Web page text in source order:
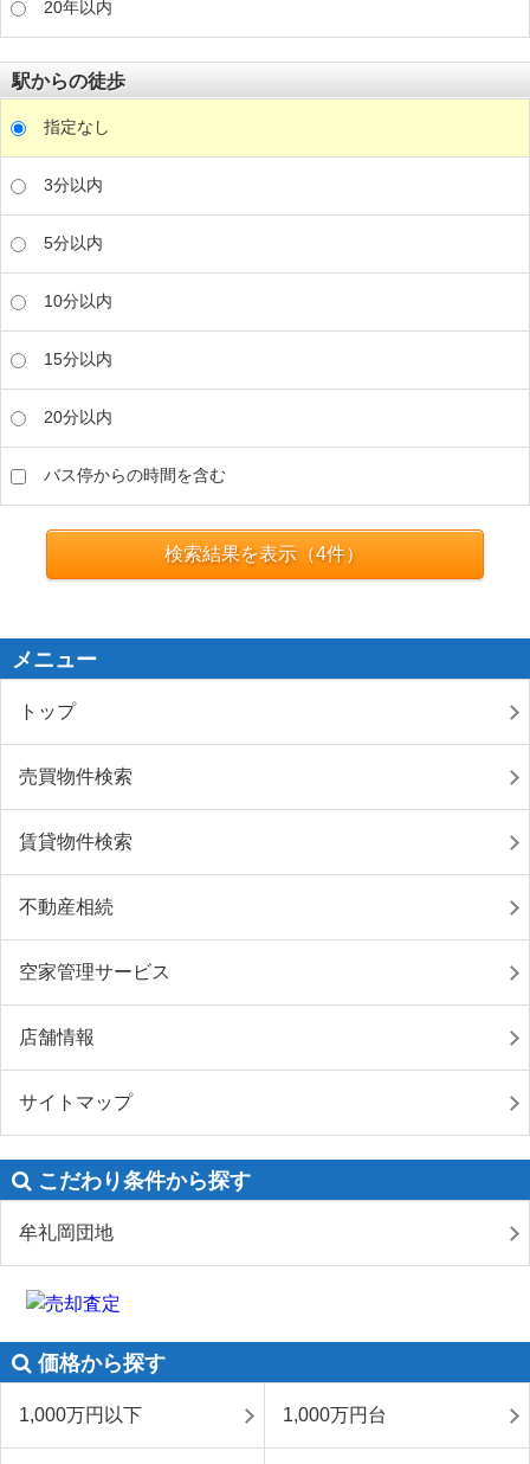
20年以内
駅からの徒歩
指定なし
3分以内
5分以内
10分以内
15分以内
20分以内
バス停からの時間を含む
検索結果を表示（4件）
メニュー
トップ
売買物件検索
賃貸物件検索
不動産相続
空家管理サービス
店舗情報
サイトマップ
こだわり条件から探す
牟礼岡団地
価格から探す
1,000万円以下 1,000万円台